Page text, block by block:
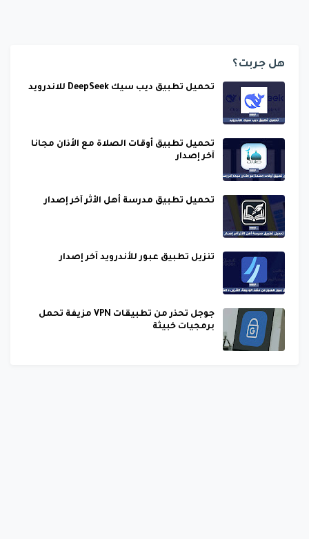
هل جربت؟
تحميل تطبيق ديب سيك DeepSeek للاندرويد
تحميل تطبيق أوقات الصلاة مع الأذان مجانا
آخر إصدار
تحميل تطبيق مدرسة أهل الأثر آخر إصدار
تنزيل تطبيق عبور للأندرويد آخر إصدار
جوجل تحذر من تطبيقات VPN مزيفة تحمل
برمجيات خبيثة